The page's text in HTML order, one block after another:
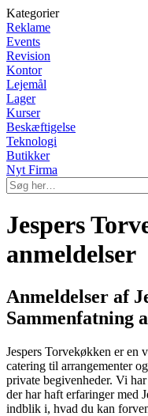
Kategorier
Reklame
Events
Revision
Kontor
Lejemål
Lager
Kurser
Beskæftigelse
Teknologi
Butikker
Nyt Firma
Jespers
anmeldelser
Anmeldelser af
Sammenfatning
Jespers Torvekøkken er en
catering til arrangementer
private begivenheder. Vi
der har haft erfaringer med
indblik i, hvad du kan